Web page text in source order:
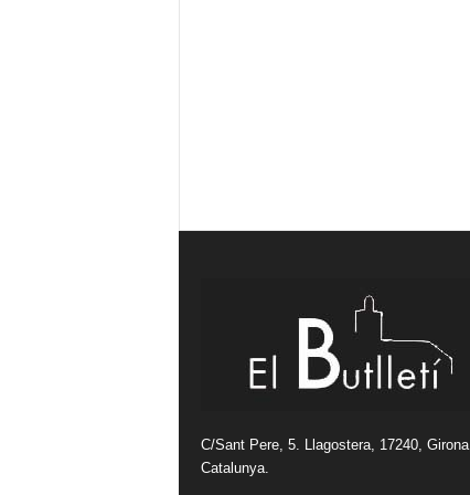
C/Sant Pere, 5. Llagostera, 17240, Girona,
Catalunya.